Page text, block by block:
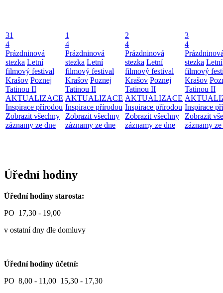
31
4
Prázdninová
stezka Letní
filmový festival
Krašov Poznej
Tatinou II
AKTUALIZACE
Inspirace přírodou
Zobrazit všechny
záznamy ze dne
1
4
Prázdninová
stezka Letní
filmový festival
Krašov Poznej
Tatinou II
AKTUALIZACE
Inspirace přírodou
Zobrazit všechny
záznamy ze dne
2
4
Prázdninová
stezka Letní
filmový festival
Krašov Poznej
Tatinou II
AKTUALIZACE
Inspirace přírodou
Zobrazit všechny
záznamy ze dne
3
4
stezka Letní
filmový
Krašov
Tatinou II
Inspirace
Zobrazit
záznamy
Úřední hodiny
Úřední hodiny starosta:
PO 17,30 - 19,00
v ostatní dny dle domluvy
Úřední hodiny účetní:
PO 8,00 - 11,00 15,30 - 17,30